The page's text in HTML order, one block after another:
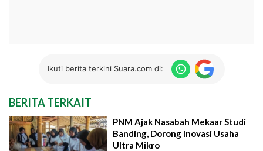
Ikuti berita terkini Suara.com di:
BERITA TERKAIT
PNM Ajak Nasabah Mekaar Studi
Banding, Dorong Inovasi Usaha
Ultra Mikro